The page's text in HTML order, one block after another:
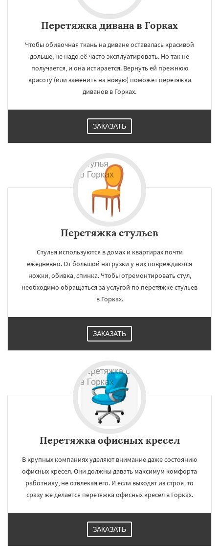
Перетяжка дивана в Горках
Чтобы обивочная ткань на диване оставалась красивой
дольше, не надо её часто эксплуатировать. Но так не
получается, и она истирается. Вернуть ей прежнюю
красоту (или заменить на новую) поможет перетяжка
диванов в Горках.
ЗАКАЗАТЬ
Перетяжка стульев
Стулья используются в домах и квартирах почти
ежедневно. От большой нагрузки у них повреждаются
ножки, обивка, спинка. Чтобы отремонтировать стул,
необходимо обращаться за услугой по перетяжке стульев
в Горках.
ЗАКАЗАТЬ
Перетяжка офисных кресел
В крупных компаниях уделяют внимание даже состоянию
офисных кресел. Они должны давать максимум комфорта
работнику, не отвлекая его. И если выходят из строя, то
сразу же делается перетяжка офисных кресел в Горках.
ЗАКАЗАТЬ